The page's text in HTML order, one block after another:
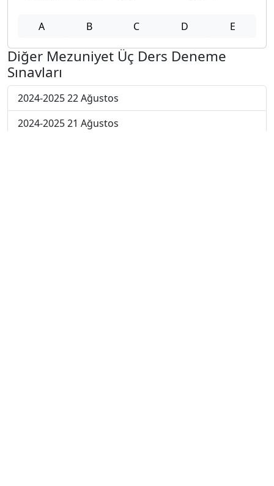
A B C D E
Diğer Mezuniyet Üç Ders Deneme
Sınavları
2024-2025 22 Ağustos
2024-2025 21 Ağustos